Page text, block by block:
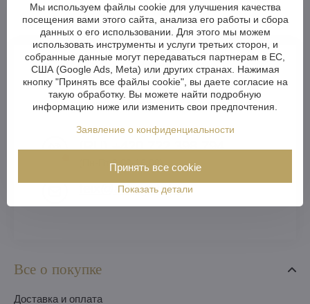
Все о покупке
Доставка и оплата
Кристально чистые ответы
(RU) +420 722 398 794​
(Пн-Пт 8:00-16:00)
feix​@artcrystal​.cz
Мы используем файлы cookie для улучшения качества
посещения вами этого сайта, анализа его работы и сбора
данных о его использовании. Для этого мы можем
использовать инструменты и услуги третьих сторон, и
собранные данные могут передаваться партнерам в ЕС,
США (Google Ads, Meta) или других странах. Нажимая
кнопку "Принять все файлы cookie", вы даете согласие на
такую обработку. Вы можете найти подробную
информацию ниже или изменить свои предпочтения.
Заявление о конфиденциальности
Показать детали
Принять все cookie